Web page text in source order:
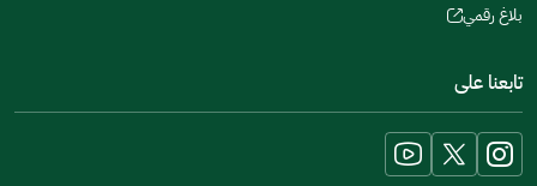
بلاغ رقمي
(opens
new
window)
تابعنا على